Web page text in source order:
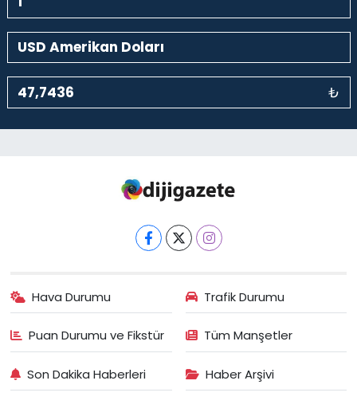
₺
Hava Durumu Trafik Durumu
Puan Durumu ve Fikstür Tüm Manşetler
Son Dakika Haberleri Haber Arşivi